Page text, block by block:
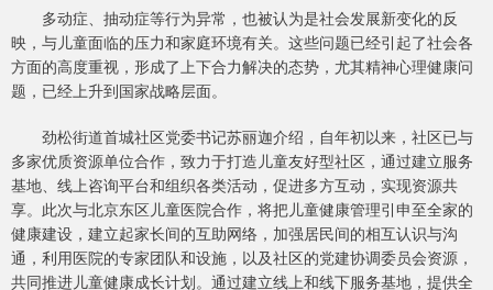
多动症、抽动症等行为异常，也被认为是社会发展新变化的反
映，与儿童面临的压力和家庭环境有关。这些问题已经引起了社会各
方面的高度重视，形成了上下合力解决的态势，尤其精神心理健康问
题，已经上升到国家战略层面。
劲松街道首城社区党委书记苏丽迦介绍，自年初以来，社区已与
多家优质资源单位合作，致力于打造儿童友好型社区，通过建立服务
基地、线上咨询平台和组织各类活动，促进多方互动，实现资源共
享。此次与北京东区儿童医院合作，将把儿童健康管理引申至全家的
健康建设，建立起家长间的互助网络，加强居民间的相互认识与沟
通，利用医院的专家团队和设施，以及社区的党建协调委员会资源，
共同推进儿童健康成长计划。通过建立线上和线下服务基地，提供全